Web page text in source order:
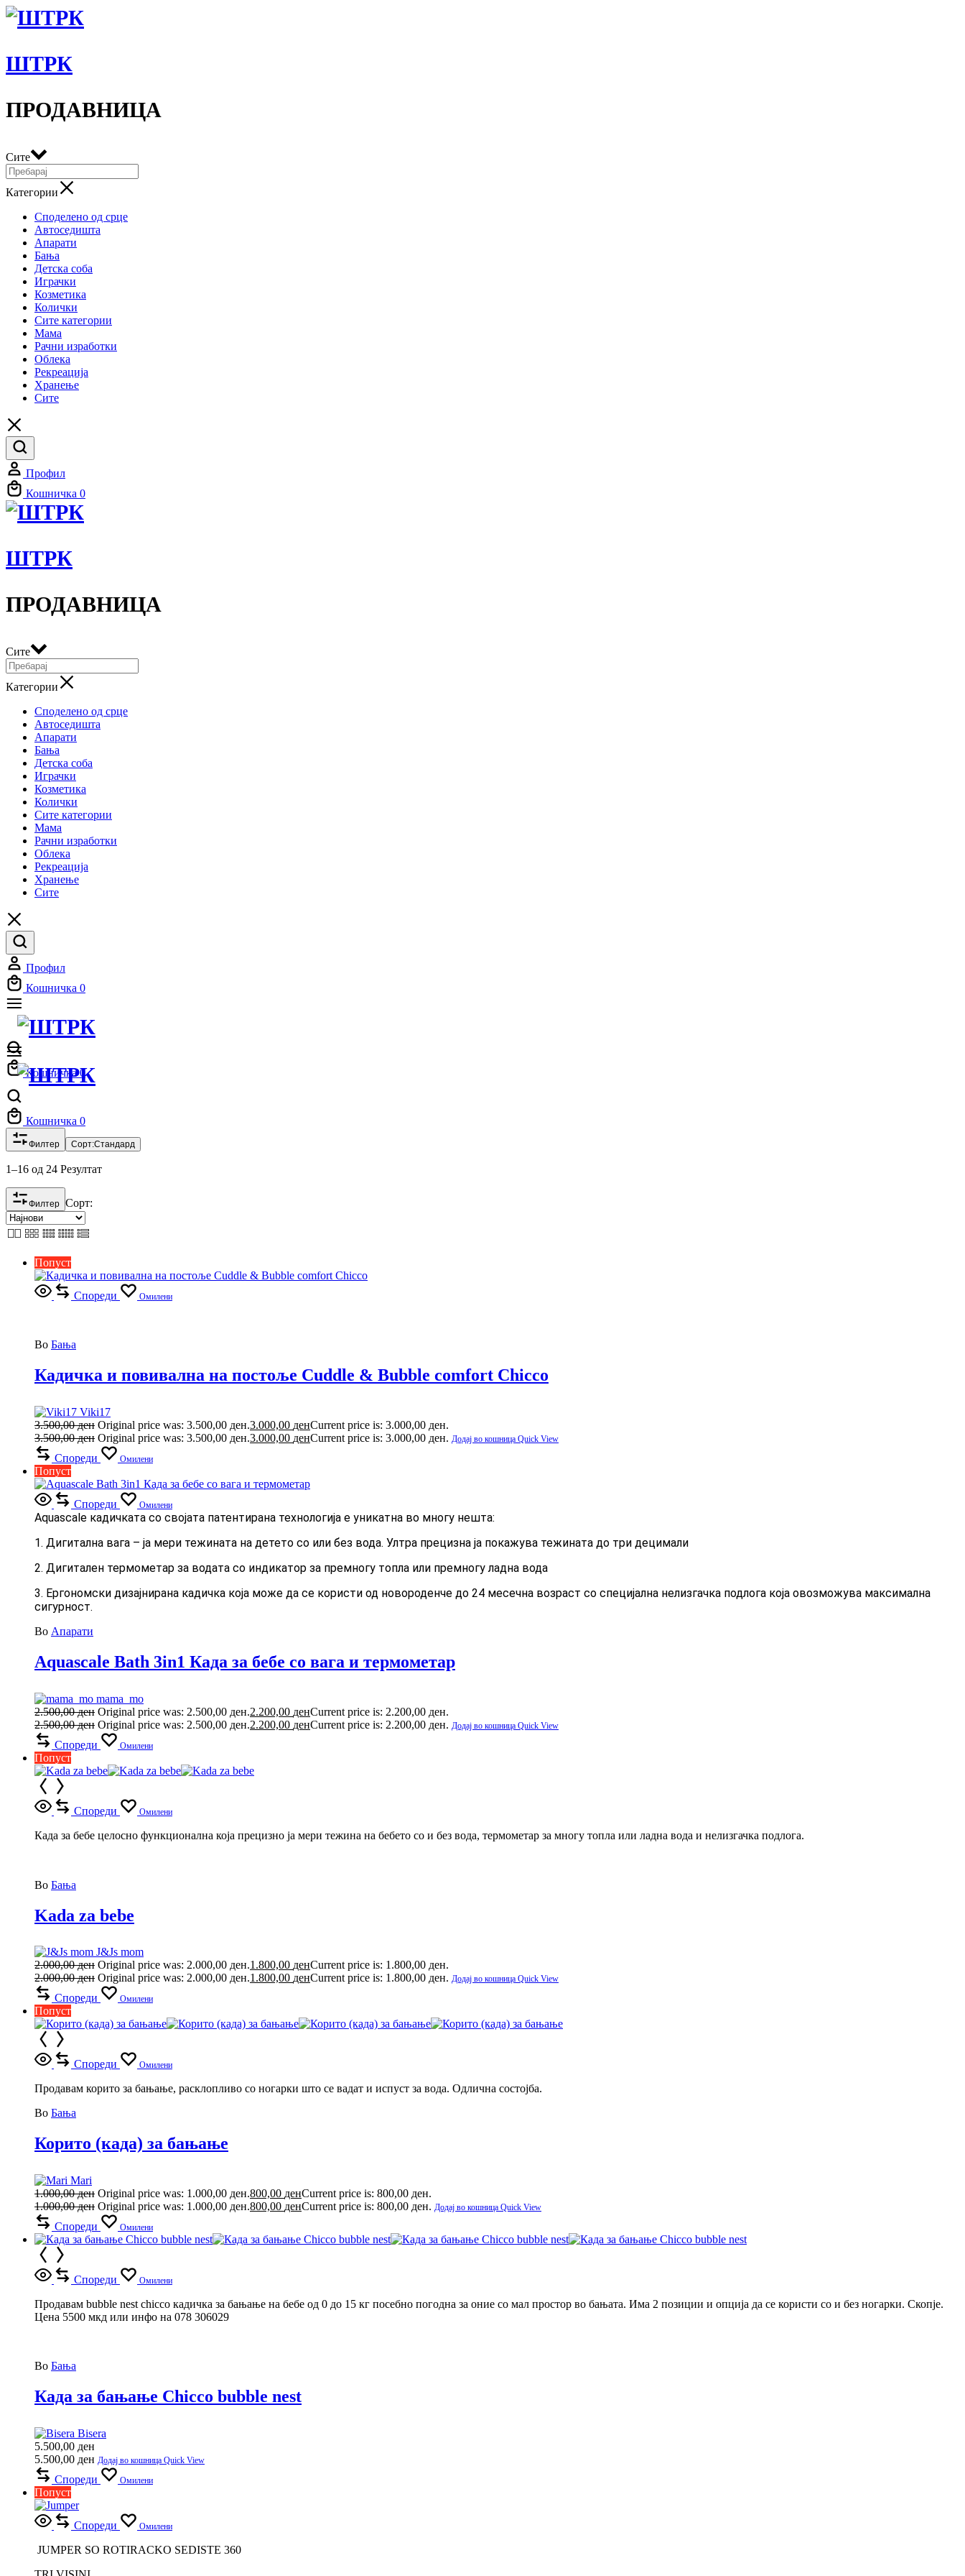
ШТРК
ПРОДАВНИЦА
Сите
Категории
Споделено од срце
Автоседишта
Апарати
Бања
Детска соба
Играчки
Козметика
Колички
Сите категории
Мама
Рачни изработки
Облека
Рекреација
Хранење
Сите
Профил
Кошничка 0
ШТРК
ПРОДАВНИЦА
Сите
Категории
Споделено од срце
Автоседишта
Апарати
Бања
Детска соба
Играчки
Козметика
Колички
Сите категории
Мама
Рачни изработки
Облека
Рекреација
Хранење
Сите
Профил
Кошничка 0
Кошничка 0
Кошничка 0
Филтер Сорт:Стандард
1–16 од 24 Резултат
Филтер Сорт:
Попуст
Спореди Омилени
Во Бања
Кадичка и повивална на постоље Cuddle & Bubble comfort Chicco
Viki17
3.500,00ден Original price was: 3.500,00 ден.3.000,00 денCurrent price is: 3.000,00 ден.
3.500,00ден Original price was: 3.500,00 ден.3.000,00 денCurrent price is: 3.000,00 ден. Додај во кошница Quick View
Спореди Омилени
Попуст
Спореди Омилени
Aquascale кадичката со својата патентирана технологија е уникатна во многу нешта:
1. Дигитална вага – ја мери тежината на детето со или без вода. Ултра прецизна ја покажува тежината до три децимали
2. Дигитален термометар за водата со индикатор за премногу топла или премногу ладна вода
3. Ергономски дизајнирана кадичка која може да се користи од новороденче до 24 месечна возраст со специјална нелизгачка подлога која овозможува максимална
сигурност.
Во Апарати
Aquascale Bath 3in1 Када за бебе со вага и термометар
mama_mo
2.500,00ден Original price was: 2.500,00 ден.2.200,00 денCurrent price is: 2.200,00 ден.
2.500,00ден Original price was: 2.500,00 ден.2.200,00 денCurrent price is: 2.200,00 ден. Додај во кошница Quick View
Спореди Омилени
Попуст
Спореди Омилени
Када за бебе целосно функционална која прецизно ја мери тежина на бебето со и без вода, термометар за многу топла или ладна вода и нелизгачка подлога.
Во Бања
Kada za bebe
J&Js mom
2.000,00ден Original price was: 2.000,00 ден.1.800,00 денCurrent price is: 1.800,00 ден.
2.000,00ден Original price was: 2.000,00 ден.1.800,00 денCurrent price is: 1.800,00 ден. Додај во кошница Quick View
Спореди Омилени
Попуст
Спореди Омилени
Продавам корито за бањање, расклопливо со ногарки што се вадат и испуст за вода. Одлична состојба.
Во Бања
Корито (када) за бањање
Mari
1.000,00ден Original price was: 1.000,00 ден.800,00 денCurrent price is: 800,00 ден.
1.000,00ден Original price was: 1.000,00 ден.800,00 денCurrent price is: 800,00 ден. Додај во кошница Quick View
Спореди Омилени
Спореди Омилени
Продавам bubble nest chicco кадичка за бањање на бебе од 0 до 15 кг посебно погодна за оние со мал простор во бањата. Има 2 позиции и опција да се користи со и без ногарки. Скопје.
Цена 5500 мкд или инфо на 078 306029
Во Бања
Када за бањање Chicco bubble nest
Bisera
5.500,00 ден
5.500,00 ден Додај во кошница Quick View
Спореди Омилени
Попуст
Спореди Омилени
JUMPER SO ROTIRACKO SEDISTE 360